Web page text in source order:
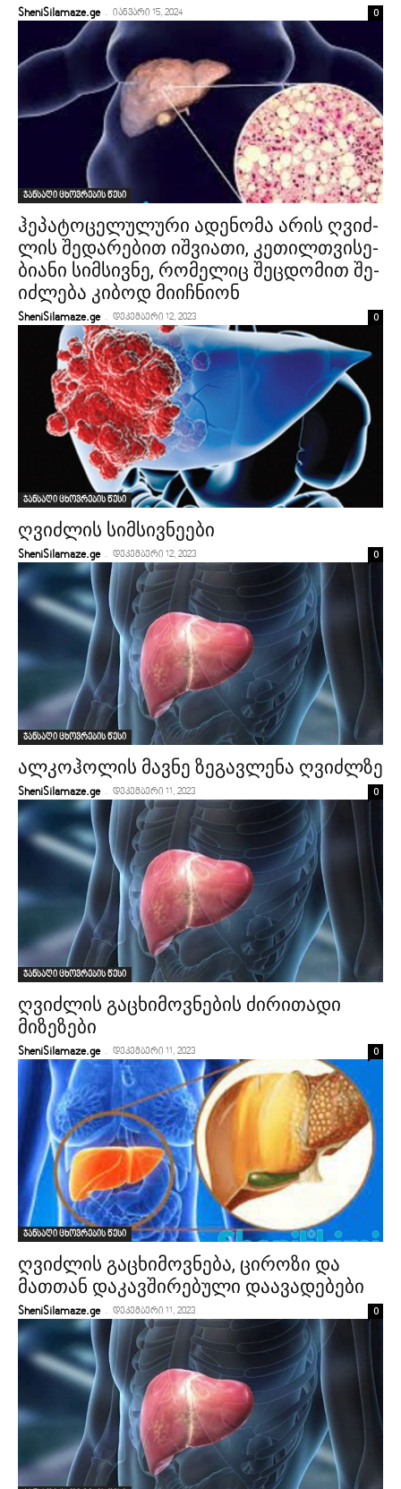
SheniSilamaze.ge - იანვარი 15, 2024 0
ჯანსაღი ცხოვრების წესი
ჰე­პა­ტო­ცე­ლუ­ლუ­რი ადე­ნო­მა არის ღვიძ­
ლის შე­და­რე­ბით იშ­ვი­ა­თი, კე­თილ­თვი­სე­
ბი­ა­ნი სი­მსივ­ნე, რო­მე­ლიც შეც­დო­მით შე­
იძ­ლე­ბა კი­ბოდ მი­იჩ­ნი­ონ
SheniSilamaze.ge - დეკემბერი 12, 2023 0
ჯანსაღი ცხოვრების წესი
ღვიძლის სიმსივნეები
SheniSilamaze.ge - დეკემბერი 12, 2023 0
ჯანსაღი ცხოვრების წესი
ალკოჰოლის მავნე ზეგავლენა ღვიძლზე
SheniSilamaze.ge - დეკემბერი 11, 2023 0
ჯანსაღი ცხოვრების წესი
ღვიძლის გაცხიმოვნების ძირითადი
მიზეზები
SheniSilamaze.ge - დეკემბერი 11, 2023 0
ჯანსაღი ცხოვრების წესი
ღვიძლის გაცხიმოვნება, ციროზი და
მათთან დაკავშირებული დაავადებები
SheniSilamaze.ge - დეკემბერი 11, 2023 0